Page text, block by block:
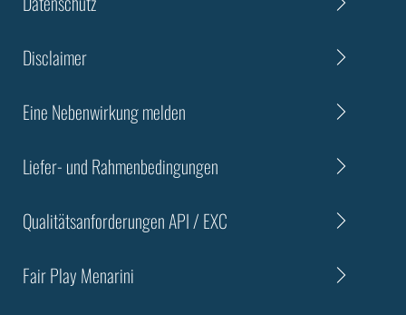
Disclaimer
Eine Nebenwirkung melden
Liefer- und Rahmenbedingungen
Qualitätsanforderungen API / EXC
Fair Play Menarini